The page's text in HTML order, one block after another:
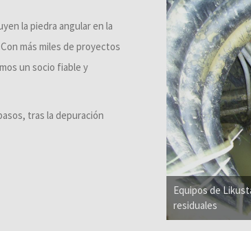
la piedra angular en la
más miles de proyectos
un socio fiable y
tras la depuración
Equipos de
residuales